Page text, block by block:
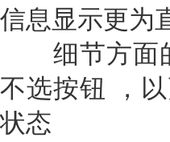
信息显示更为
细节方面的
不选按钮 ，
状态